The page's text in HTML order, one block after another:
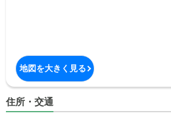
地図を大きく見る
住所・交通